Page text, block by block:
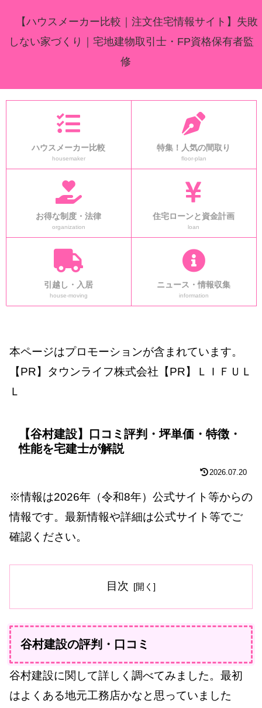
【ハウスメーカー比較｜注文住宅情報サイト】失敗
しない家づくり｜宅地建物取引士・FP資格保有者監
修
ハウスメーカー比較
housemaker
特集！人気の間取り
floor-plan
お得な制度・法律
organization
住宅ローンと資金計画
loan
引越し・入居
house-moving
ニュース・情報収集
information
本ページはプロモーションが含まれています。
【PR】タウンライフ株式会社【PR】ＬＩＦＵＬ
Ｌ
【谷村建設】口コミ評判・坪単価・特徴・
性能を宅建士が解説
2026.07.20
※情報は2026年（令和8年）公式サイト等からの
情報です。最新情報や詳細は公式サイト等でご
確認ください。
目次
谷村建設の評判・口コミ
谷村建設に関して詳しく調べてみました。最初
はよくある地元工務店かなと思っていました